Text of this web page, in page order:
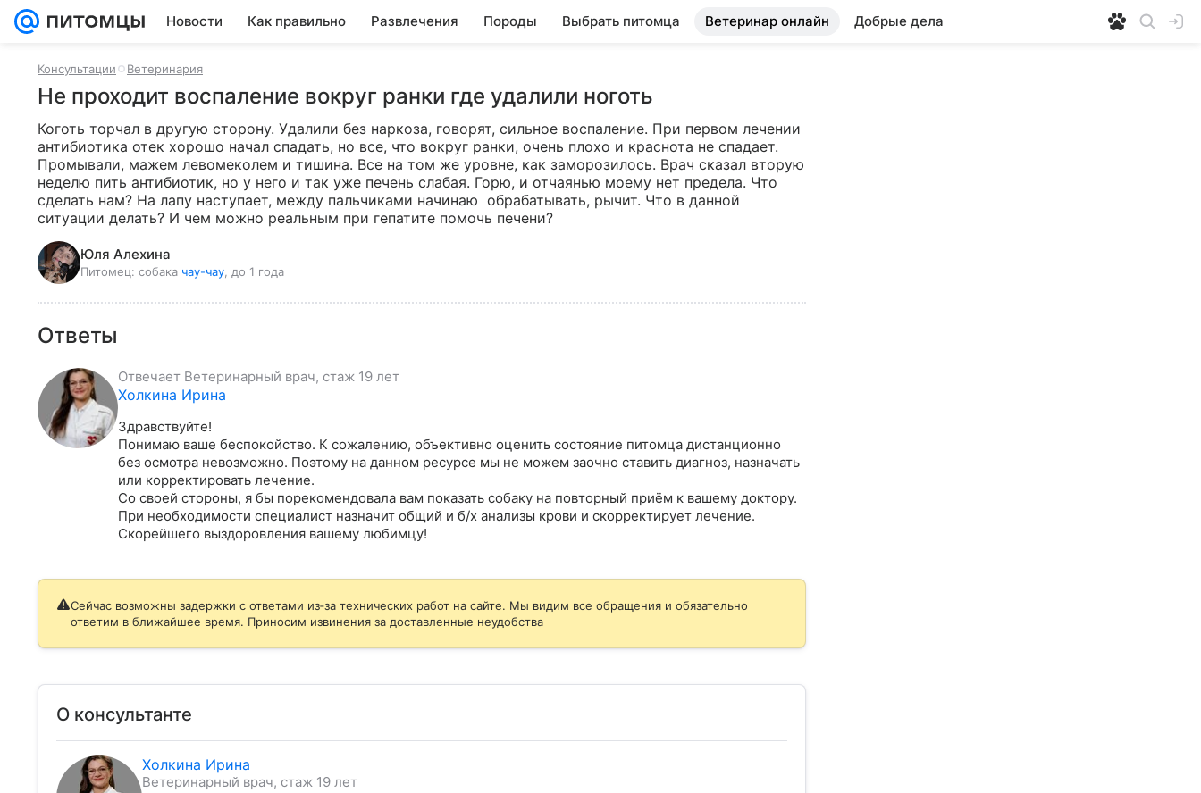
Новости Как правильно Развлечения Породы Выбрать питомца Ветеринар онлайн Добрые дела
Консультации Ветеринария
Не проходит воспаление вокруг ранки где удалили ноготь
Коготь торчал в другую сторону. Удалили без наркоза, говорят, сильное воспаление. При первом лечении
антибиотика отек хорошо начал спадать, но все, что вокруг ранки, очень плохо и краснота не спадает.
Промывали, мажем левомеколем и тишина. Все на том же уровне, как заморозилось. Врач сказал вторую
неделю пить антибиотик, но у него и так уже печень слабая. Горю, и отчаянью моему нет предела. Что
сделать нам? На лапу наступает, между пальчиками начинаю  обрабатывать, рычит. Что в данной
ситуации делать? И чем можно реальным при гепатите помочь печени?
Юля Алехина
Питомец: собака чау-чау , до 1 года
Ответы
Отвечает Ветеринарный врач, стаж 19 лет
Холкина Ирина
Здравствуйте!
Понимаю ваше беспокойство. К сожалению, объективно оценить состояние питомца дистанционно
без осмотра невозможно. Поэтому на данном ресурсе мы не можем заочно ставить диагноз, назначать
или корректировать лечение.
Со своей стороны, я бы порекомендовала вам показать собаку на повторный приём к вашему доктору.
При необходимости специалист назначит общий и б/х анализы крови и скорректирует лечение.
Скорейшего выздоровления вашему любимцу!
Сейчас возможны задержки с ответами из‑за технических работ на сайте. Мы видим все обращения и обязательно
ответим в ближайшее время. Приносим извинения за доставленные неудобства
О консультанте
Холкина Ирина
Ветеринарный врач, стаж 19 лет